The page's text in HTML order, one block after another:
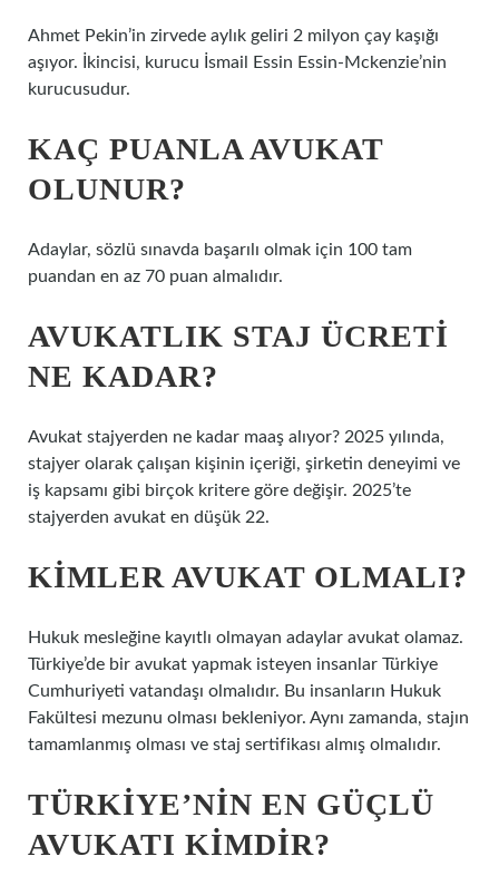
Ahmet Pekin’in zirvede aylık geliri 2 milyon çay kaşığı
aşıyor. İkincisi, kurucu İsmail Essin Essin-Mckenzie’nin
kurucusudur.
KAÇ PUANLA AVUKAT
OLUNUR?
Adaylar, sözlü sınavda başarılı olmak için 100 tam
puandan en az 70 puan almalıdır.
AVUKATLIK STAJ ÜCRETI
NE KADAR?
Avukat stajyerden ne kadar maaş alıyor? 2025 yılında,
stajyer olarak çalışan kişinin içeriği, şirketin deneyimi ve
iş kapsamı gibi birçok kritere göre değişir. 2025’te
stajyerden avukat en düşük 22.
KIMLER AVUKAT OLMALI?
Hukuk mesleğine kayıtlı olmayan adaylar avukat olamaz.
Türkiye’de bir avukat yapmak isteyen insanlar Türkiye
Cumhuriyeti vatandaşı olmalıdır. Bu insanların Hukuk
Fakültesi mezunu olması bekleniyor. Aynı zamanda, stajın
tamamlanmış olması ve staj sertifikası almış olmalıdır.
TÜRKIYE’NIN EN GÜÇLÜ
AVUKATI KIMDIR?